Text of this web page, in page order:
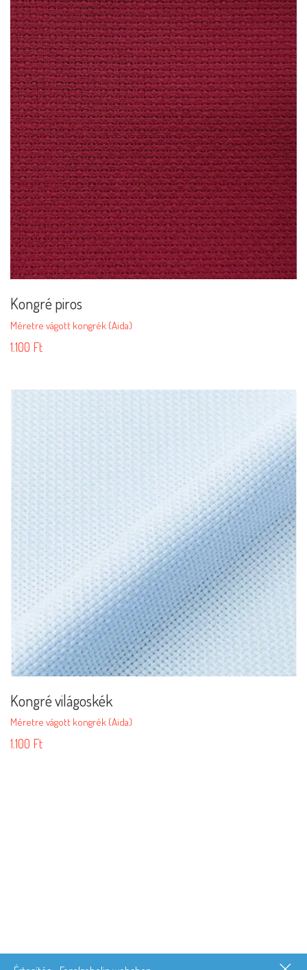
Kongré piros
Méretre vágott kongrék (Aida)
1.100 Ft
Kongré világoskék
Méretre vágott kongrék (Aida)
1.100 Ft